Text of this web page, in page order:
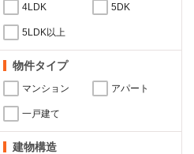
4LDK 5DK
5LDK以上
物件タイプ
マンション アパート
一戸建て
建物構造